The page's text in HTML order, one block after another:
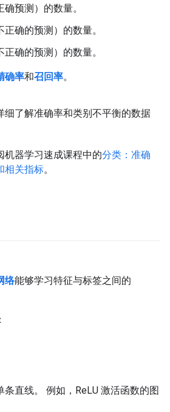
确预测）的数量。
正确的预测）的数量。
正确的预测）的数量。
确率和召回率。
细了解准确率和类别不平衡的数据
机器学习速成课程中的分类：准确
相关指标。
络能够学习特征与标签之间的
直线。 例如，ReLU 激活函数的图